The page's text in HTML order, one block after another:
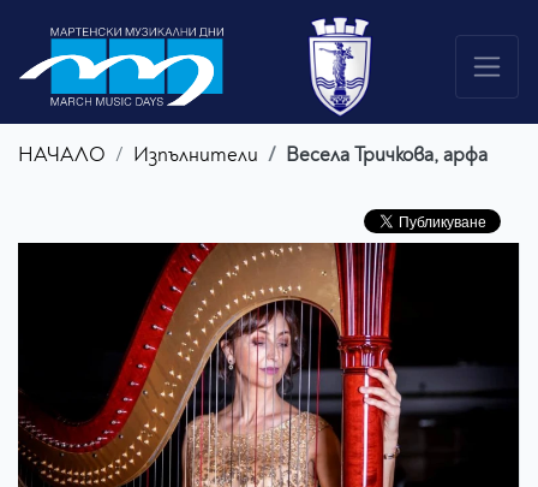
НАЧАЛО Изпълнители Весела Тричкова, арфа